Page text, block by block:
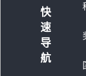
快
速
导
航